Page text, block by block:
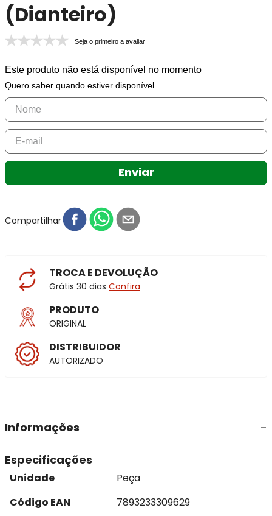
(Dianteiro)
Seja o primeiro a avaliar
Este produto não está disponível no momento
Quero saber quando estiver disponível
Enviar
Compartilhar
TROCA E DEVOLUÇÃO
Grátis 30 dias Confira
PRODUTO
ORIGINAL
DISTRIBUIDOR
AUTORIZADO
Informações
Especificações
Unidade
Peça
Código EAN
7893233309629